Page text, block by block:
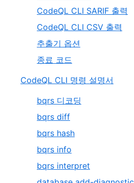
CodeQL CLI SARIF 출력
CodeQL CLI CSV 출력
추출기 옵션
종료 코드
CodeQL CLI 명령 설명서
bqrs 디코딩
bqrs diff
bqrs hash
bqrs info
bqrs interpret